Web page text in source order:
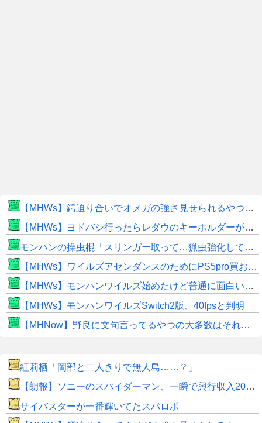
【MHWs】鍔迫り合いでオメガの強さ見せられるやつ一番すき
【MHWs】ヨドバシ行ったらレダウのキーホルダーが100円で売ってて草
モンハンの操虫棍「スリンガー取って…猟虫強化して…エキス取って… よし、戦うぞ」←これ
【MHWs】ワイルズアセンダンスのためにPS5pro買おうとしたら転売価格ばかりじゃねーか
【MHWs】モンハンワイルズ始めたけど普通に面白いじゃん
【MHWs】モンハンワイルズSwitch2版、40fpsと判明
【MHNow】野良に文句言ってるやつの大多数はそれしてないだけの雑魚だから聞く耳持つだけムダよ
紅莉栖「岡部と二人きりで無人島……？」
【朗報】ソニーのスパイダーマン、一瞬で興行収入2000億円突破…アニメ漫画が世界一人気とはなんだったのか
サイバスターが一番輝いてたスパロボ